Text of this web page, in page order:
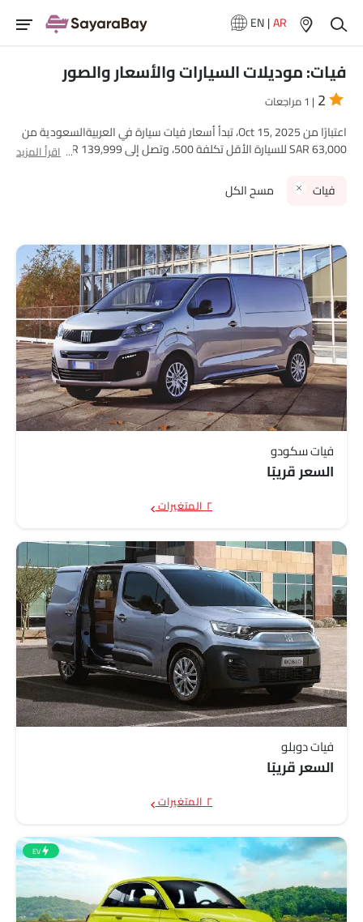
EN|AR
فيات: موديلات السيارات والأسعار والصور
2 | 1 مراجعات
اعتبارًا من Oct 15, 2025، تبدأ أسعار فيات سيارة في العربيةالسعودية من
SAR 63,000 للسيارة الأقل تكلفة 500، وتصل إلى SAR 139,999 للسيارة
قطاعات مختلفة في العربيةالسعودية.
تتميز الموديلات الأكثر مبيعًا مثل 1
نماذج فيات قائمة الأسعار
فيات 500E
SAR 139,999
فيات 500
SAR 63,000 - 86,999
اقرأ المزيد
فيات مسح الكل
فيات سكودو
السعر قريبًا
٢ المتغيرات
فيات دوبلو
السعر قريبًا
٢ المتغيرات
EV